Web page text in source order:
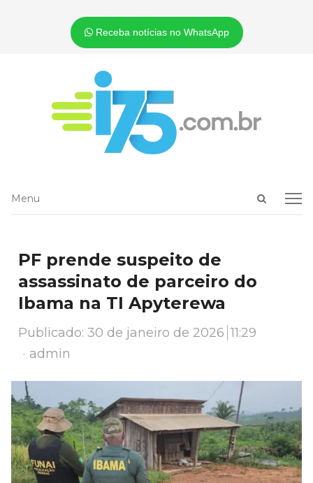
Receba notícias no WhatsApp
Open
Menu
Menu
PF prende suspeito de
assassinato de parceiro do
Ibama na TI Apyterewa
Publicado:30 de janeiro de 2026 11:29
Author
admin